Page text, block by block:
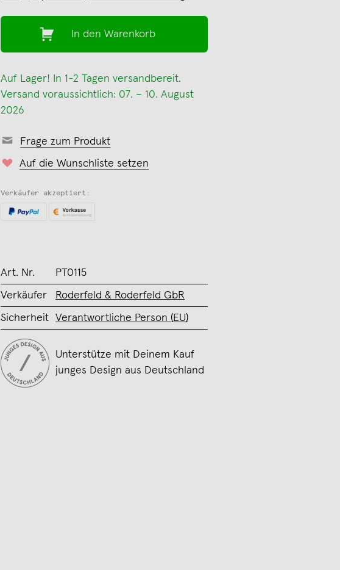
In den Warenkorb
Auf Lager! In 1-2 Tagen versandbereit.
Versand voraussichtlich: 07. – 10. August
2026
Frage zum Produkt
Auf die Wunschliste setzen
Verkäufer akzeptiert:
Art. Nr. PT0115
Verkäufer Roderfeld & Roderfeld GbR
Sicherheit Verantwortliche Person (EU)
Unterstütze mit Deinem Kauf
junges Design aus Deutschland